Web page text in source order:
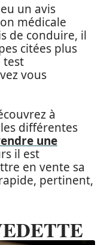
un avis
médicale
de conduire, il
citées plus
test
vous
à
différentes
une
il est
en vente sa
pertinent,